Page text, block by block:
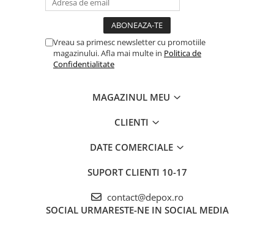
Vreau sa primesc newsletter cu promotiile
magazinului. Afla mai multe in Politica de
Confidentialitate
MAGAZINUL MEU
CLIENTI
DATE COMERCIALE
SUPORT CLIENTI 10-17
contact@depox.ro
SOCIAL URMARESTE-NE IN SOCIAL MEDIA